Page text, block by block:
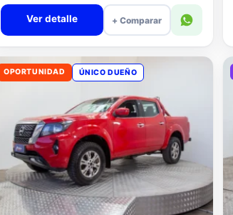
Ver detalle + Comparar
OPORTUNIDAD ÚNICO DUEÑO